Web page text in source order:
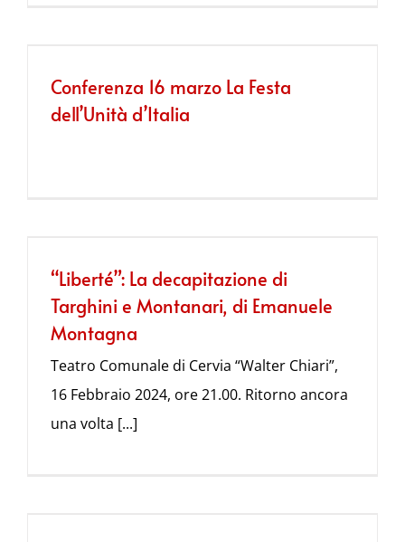
Conferenza 16 marzo La Festa
dell’Unità d’Italia
“Liberté”: La decapitazione di
Targhini e Montanari, di Emanuele
Montagna
Teatro Comunale di Cervia “Walter Chiari”,
16 Febbraio 2024, ore 21.00. Ritorno ancora
una volta [...]